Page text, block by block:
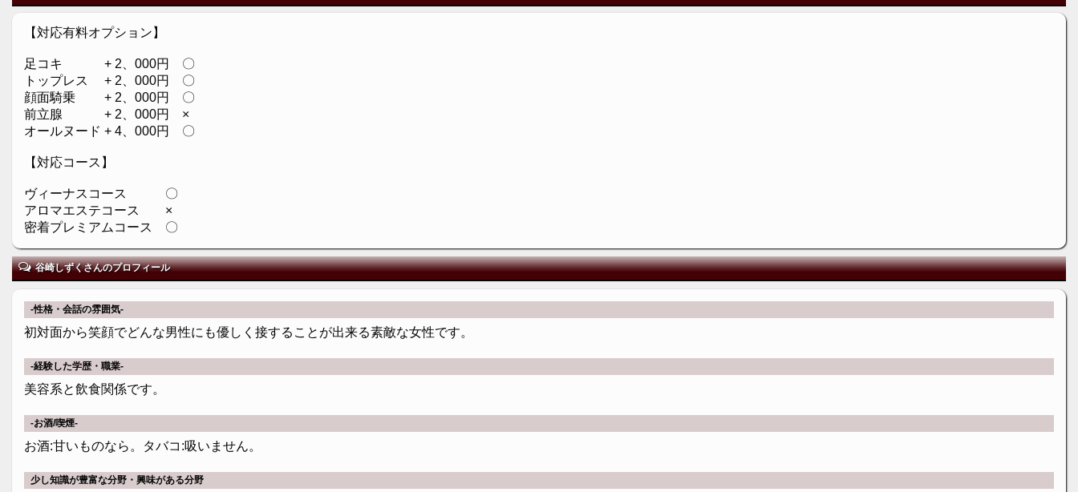
【対応有料オプション】
足コキ + 2、000円 〇
トップレス + 2、000円 〇
顔面騎乗 + 2、000円 〇
前立腺 + 2、000円 ×
オールヌード + 4、000円 〇
【対応コース】
ヴィーナスコース 〇
アロマエステコース ×
密着プレミアムコース 〇
谷崎しずくさんのプロフィール
-性格・会話の雰囲気-
初対面から笑顔でどんな男性にも優しく接することが出来る素敵な女性です。
-経験した学歴・職業-
美容系と飲食関係です。
-お酒/喫煙-
お酒:甘いものなら。タバコ:吸いません。
少し知識が豊富な分野・興味がある分野